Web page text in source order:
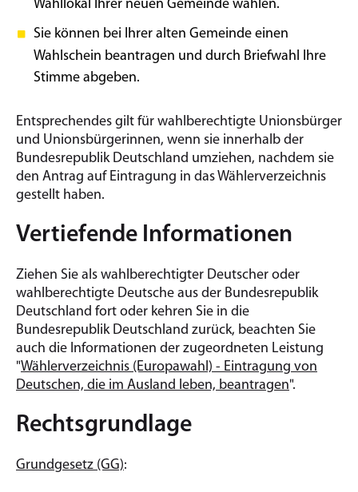
Wahllokal Ihrer neuen Gemeinde wählen.
Sie können bei Ihrer alten Gemeinde einen
Wahlschein beantragen und durch Briefwahl Ihre
Stimme abgeben.
Entsprechendes gilt für wahlberechtigte Unionsbürger
und Unionsbürgerinnen, wenn sie innerhalb der
Bundesrepublik Deutschland umziehen, nachdem sie
den Antrag auf Eintragung in das Wählerverzeichnis
gestellt haben.
Vertiefende Informationen
Ziehen Sie als wahlberechtigter Deutscher oder
wahlberechtigte Deutsche aus der Bundesrepublik
Deutschland fort oder kehren Sie in die
Bundesrepublik Deutschland zurück, beachten Sie
auch die Informationen der zugeordneten Leistung
"Wählerverzeichnis (Europawahl) - Eintragung von
Deutschen, die im Ausland leben, beantragen".
Rechtsgrundlage
Grundgesetz (GG):